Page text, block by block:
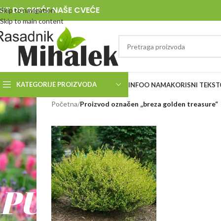
Skip to navigation
Skip to main content
DO SREĆE NAŠE CVEĆE
KATEGORIJE PROIZVODA INFOO NAMAKORISNI
RASADNIK
MIHALEK
PUT
Početna/Proizvod označen „breza golden treasure“